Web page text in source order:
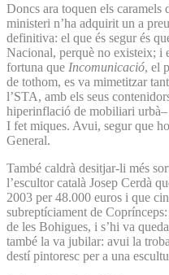
Doncs ara toquen els caramels
ministeri n’ha adquirit un a
definitiva: el que és segur és
Nacional, perquè no existeix; i
fortuna que Incomunicació, el
de tothom, es va mimetitzar
l’STA, amb els seus
hiperinflació de mobiliari urbà–
I fet miques. Avui, segur que
General.
També caldrà desitjar-li més
l’escultor català Josep Cerdà
2003 per 48.000 euros i que
subreptíciament de
de les Bohigues, i s’hi va
també la va jubilar: avui la
destí pintoresc per a una